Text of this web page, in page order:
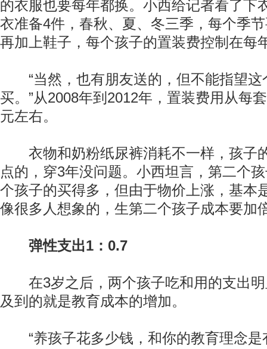
的衣服也要每年都换。小西给记者看了下
衣准备4件，春秋、夏、冬三季，每个季
再加上鞋子，每个孩子的置装费控制在每
“当然，也有朋友送的，但不能指望这
买。”从2008年到2012年，置装费用从每
元左右。
衣物和奶粉纸尿裤消耗不一样，孩子
点的，穿3年没问题。小西坦言，第二个
个孩子的买得多，但由于物价上涨，基本
像很多人想象的，生第二个孩子成本要加
弹性支出1：0.7
在3岁之后，两个孩子吃和用的支出明
及到的就是教育成本的增加。
“养孩子花多少钱，和你的教育理念是